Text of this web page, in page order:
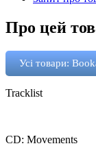
Про цей
Усі товари:
Tracklist
CD: Movements